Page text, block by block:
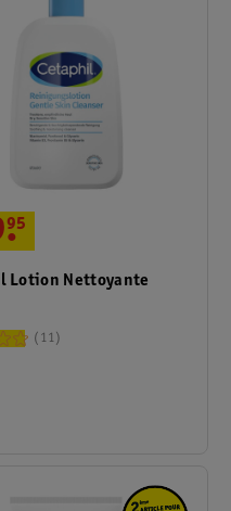
Lotion Nettoyante
.
95
11